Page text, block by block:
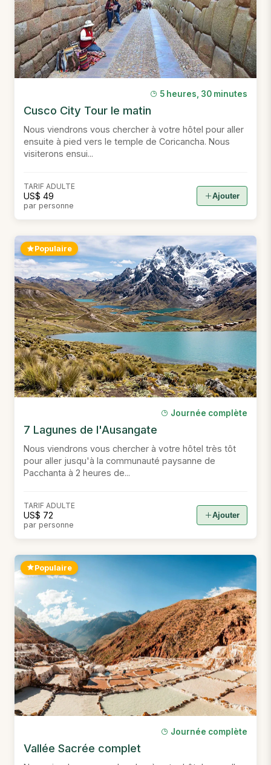
5 heures, 30 minutes
Cusco City Tour le matin
Nous viendrons vous chercher à votre hôtel pour aller
ensuite à pied vers le temple de Coricancha. Nous
visiterons ensui...
TARIF ADULTE
US$ 49
par personne
Ajouter
Populaire
Journée complète
7 Lagunes de l'Ausangate
Nous viendrons vous chercher à votre hôtel très tôt
pour aller jusqu'à la communauté paysanne de
Pacchanta à 2 heures de...
TARIF ADULTE
US$ 72
par personne
Ajouter
Populaire
Journée complète
Vallée Sacrée complet